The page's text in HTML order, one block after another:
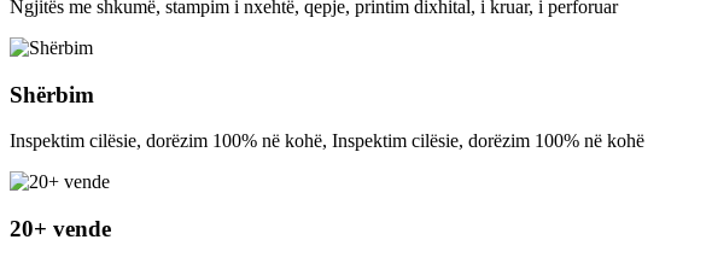
Ngjitës me shkumë, stampim i nxehtë, qepje, printim dixhital, i kruar, i perforuar
Shërbim
Inspektim cilësie, dorëzim 100% në kohë, Inspektim cilësie, dorëzim 100% në kohë
20+ vende